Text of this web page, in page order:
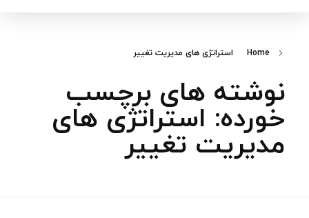
Home استراتژی های مدیریت تغییر
نوشته های برچسب
خورده: استراتژی های
مدیریت تغییر